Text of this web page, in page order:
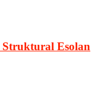
Esolan